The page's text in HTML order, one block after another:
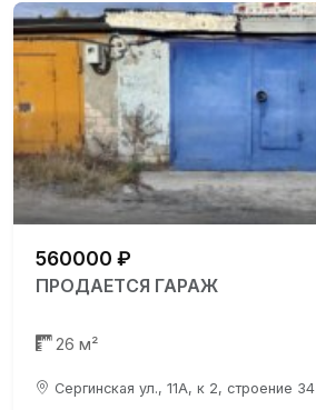
560000 ₽
ПРОДАЕТСЯ ГАРАЖ
26 м²
Сергинская ул., 11А, к 2, строение 34